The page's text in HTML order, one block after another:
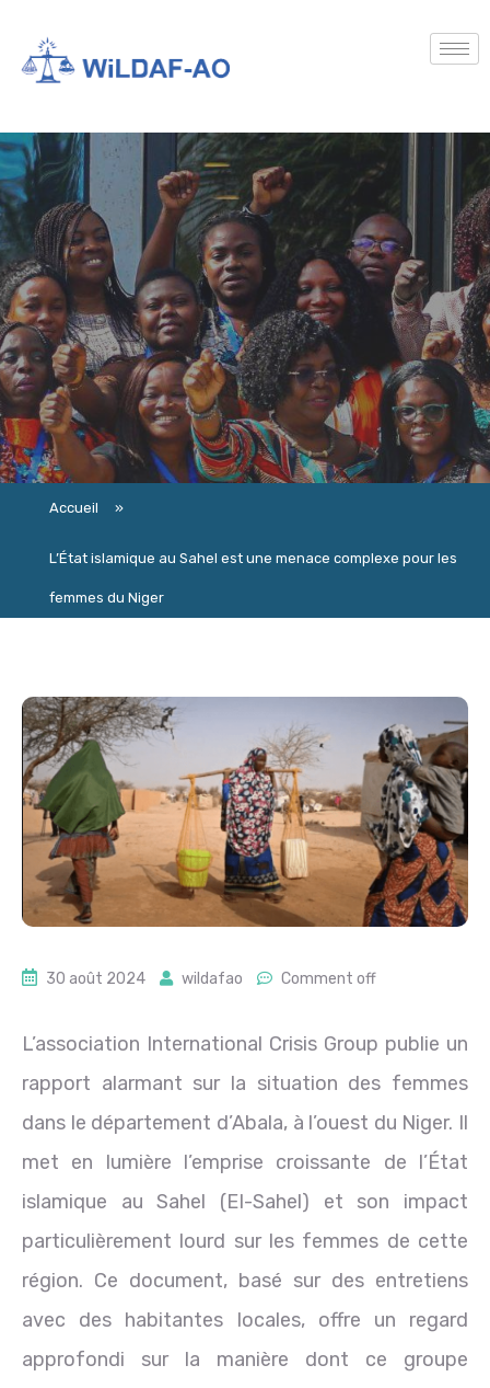
Accueil »
L’État islamique au Sahel est une menace complexe pour les
femmes du Niger
30 août 2024 wildafao Comment off
L’association International Crisis Group publie un
rapport alarmant sur la situation des femmes
dans le département d’Abala, à l’ouest du Niger. Il
met en lumière l’emprise croissante de l’État
islamique au Sahel (EI-Sahel) et son impact
particulièrement lourd sur les femmes de cette
région. Ce document, basé sur des entretiens
avec des habitantes locales, offre un regard
approfondi sur la manière dont ce groupe